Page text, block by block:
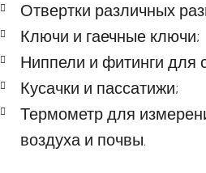
Отвертки различных
Ключи и гаечные ключи;
Ниппели и фитинги для
Кусачки и пассатижи;
Термометр для
воздуха и почвы.